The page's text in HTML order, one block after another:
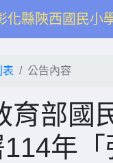
化縣陝西國民小
表 公告內容
育部國
年「